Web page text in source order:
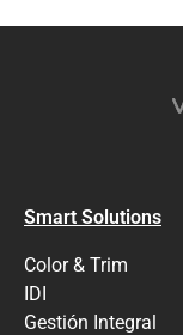
Smart Solutions
Color & Trim
IDI
Gestión Integral